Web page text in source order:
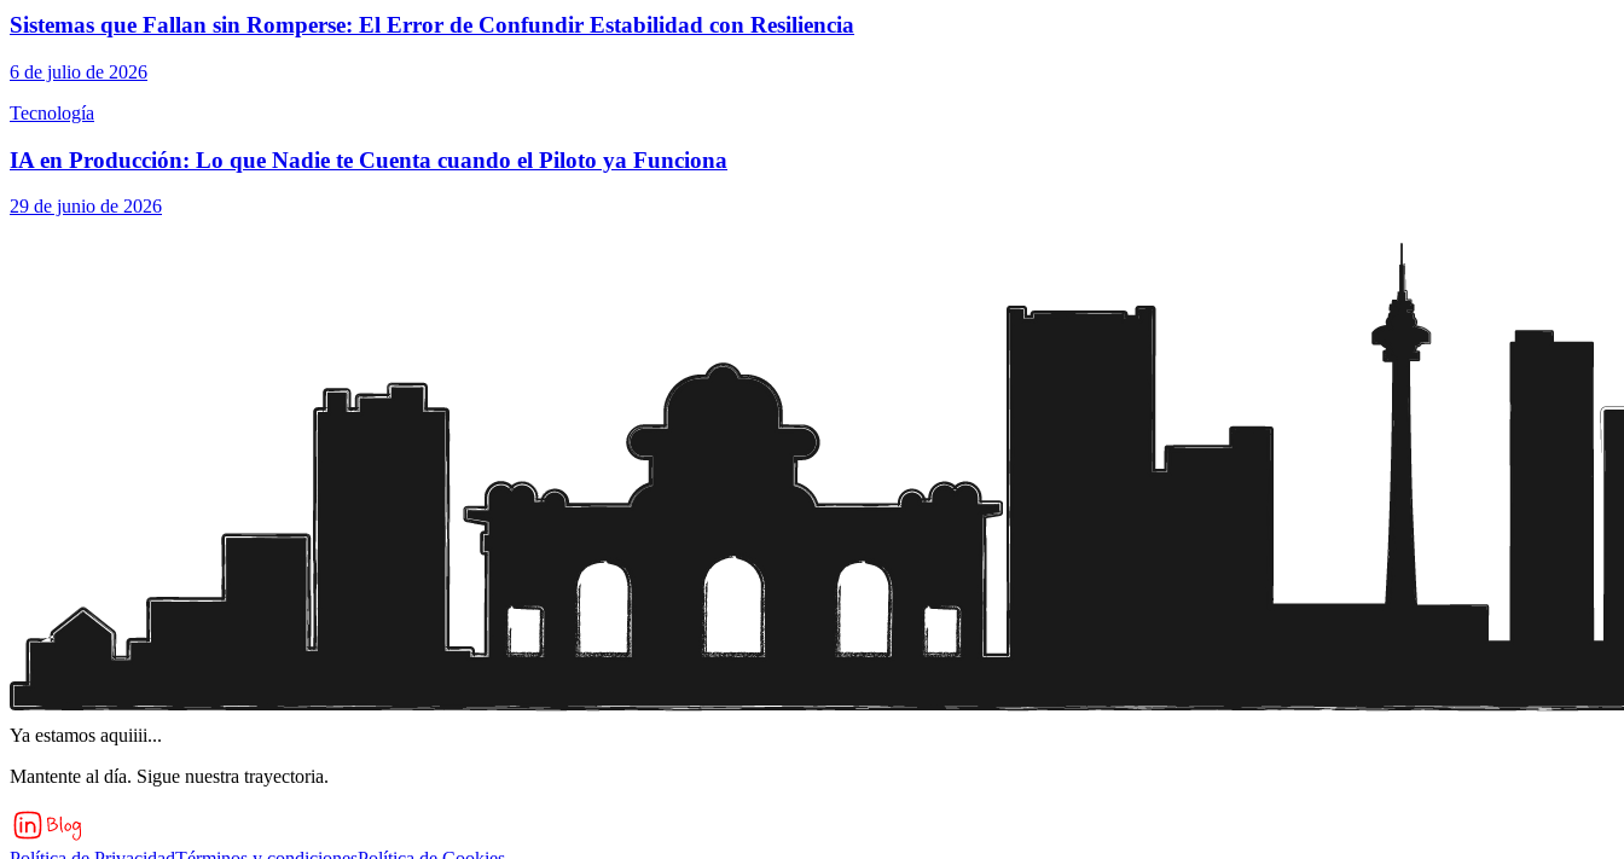
Sistemas que Fallan sin Romperse: El Error de Confundir Estabilidad con Resiliencia
6 de julio de 2026
Tecnología
IA en Producción: Lo que Nadie te Cuenta cuando el Piloto ya Funciona
29 de junio de 2026
Ya estamos aquiiii...
Mantente al día. Sigue nuestra trayectoria.